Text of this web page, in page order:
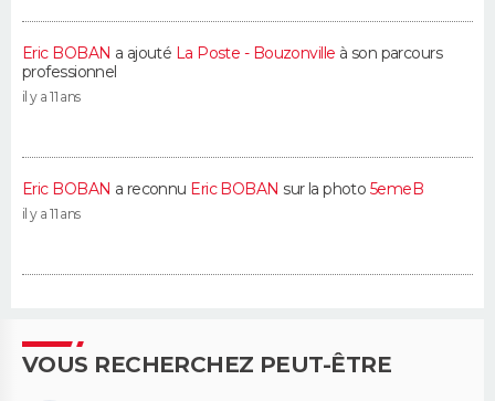
Eric BOBAN a ajouté La Poste - Bouzonville à son parcours
professionnel
il y a 11 ans
Eric BOBAN a reconnu Eric BOBAN sur la photo 5emeB
il y a 11 ans
VOUS RECHERCHEZ PEUT-ÊTRE